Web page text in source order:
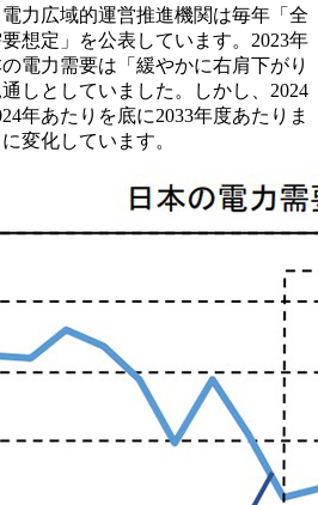
力広域的運営推進機関は毎年「全
想定」を公表しています。2023年
電力需要は「緩やかに右肩下がり
しとしていました。しかし、2024
年あたりを底に2033年度あたりま
変化しています。